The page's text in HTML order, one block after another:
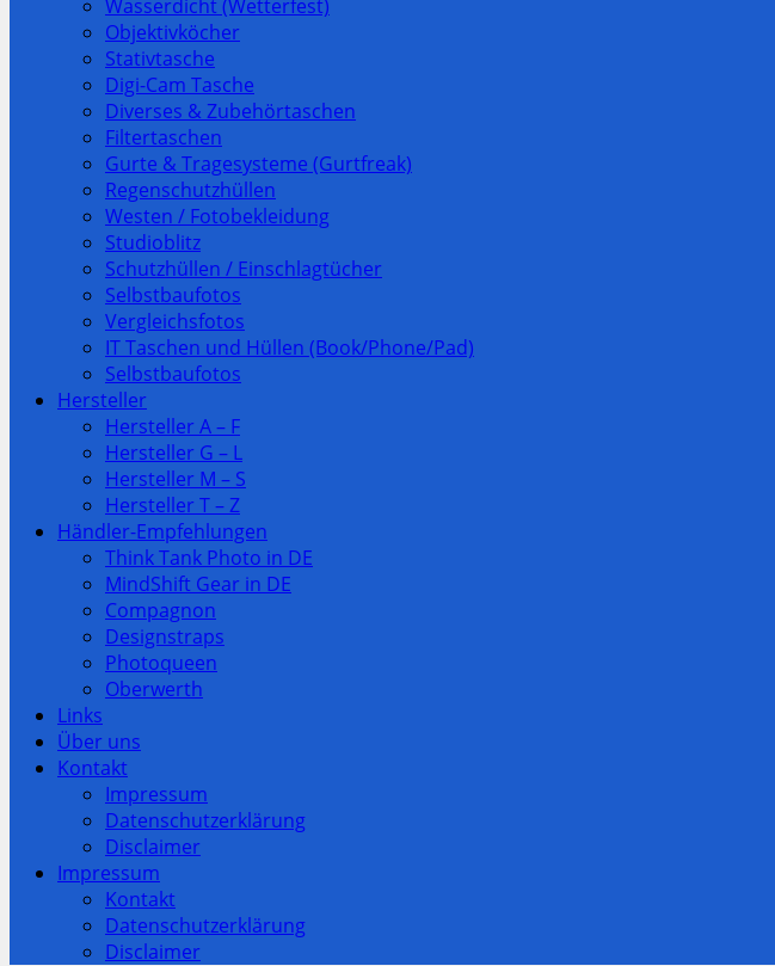
Wasserdicht (Wetterfest)
Objektivköcher
Stativtasche
Digi-Cam Tasche
Diverses & Zubehörtaschen
Filtertaschen
Gurte & Tragesysteme (Gurtfreak)
Regenschutzhüllen
Westen / Fotobekleidung
Studioblitz
Schutzhüllen / Einschlagtücher
Selbstbaufotos
Vergleichsfotos
IT Taschen und Hüllen (Book/Phone/Pad)
Selbstbaufotos
Hersteller
Hersteller A – F
Hersteller G – L
Hersteller M – S
Hersteller T – Z
Händler-Empfehlungen
Think Tank Photo in DE
MindShift Gear in DE
Compagnon
Designstraps
Photoqueen
Oberwerth
Links
Über uns
Kontakt
Impressum
Datenschutzerklärung
Disclaimer
Impressum
Kontakt
Datenschutzerklärung
Disclaimer